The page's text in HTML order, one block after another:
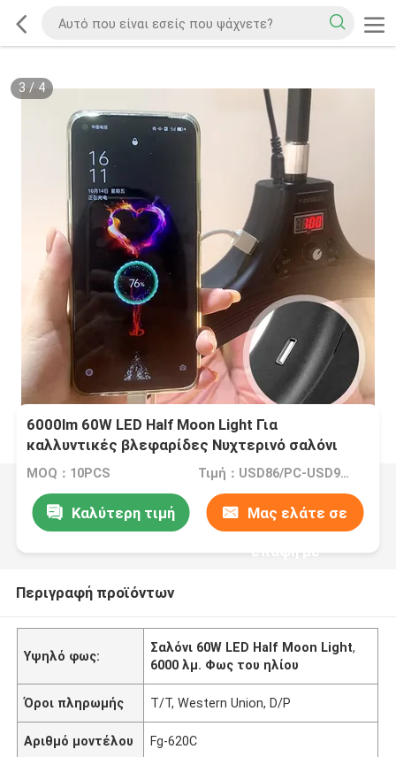
4 / 4
6000lm 60W LED Half Moon Light Για
καλλυντικές βλεφαρίδες Νυχτερινό σαλόνι
Οροφή LED Ring Light
MOQ：10PCS Τιμή：USD86/PC-USD97/PC
Καλύτερη τιμή Μας ελάτε σε
επαφή με
Περιγραφή προϊόντων
Υψηλό φως:
Σαλόνι 60W LED Half Moon Light,
6000 λμ. Φως του ηλίου
Όροι πληρωμής T/T, Western Union, D/P
Αριθμό μοντέλου Fg-620C